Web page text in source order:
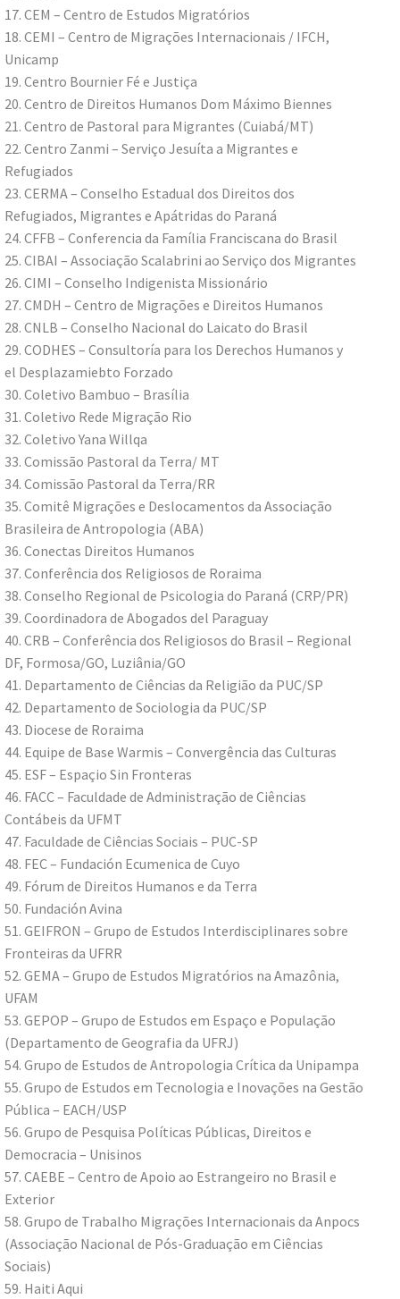
17. CEM – Centro de Estudos Migratórios
18. CEMI – Centro de Migrações Internacionais / IFCH,
Unicamp
19. Centro Bournier Fé e Justiça
20. Centro de Direitos Humanos Dom Máximo Biennes
21. Centro de Pastoral para Migrantes (Cuiabá/MT)
22. Centro Zanmi – Serviço Jesuíta a Migrantes e
Refugiados
23. CERMA – Conselho Estadual dos Direitos dos
Refugiados, Migrantes e Apátridas do Paraná
24. CFFB – Conferencia da Família Franciscana do Brasil
25. CIBAI – Associação Scalabrini ao Serviço dos Migrantes
26. CIMI – Conselho Indigenista Missionário
27. CMDH – Centro de Migrações e Direitos Humanos
28. CNLB – Conselho Nacional do Laicato do Brasil
29. CODHES – Consultoría para los Derechos Humanos y
el Desplazamiebto Forzado
30. Coletivo Bambuo – Brasília
31. Coletivo Rede Migração Rio
32. Coletivo Yana Willqa
33. Comissão Pastoral da Terra/ MT
34. Comissão Pastoral da Terra/RR
35. Comitê Migrações e Deslocamentos da Associação
Brasileira de Antropologia (ABA)
36. Conectas Direitos Humanos
37. Conferência dos Religiosos de Roraima
38. Conselho Regional de Psicologia do Paraná (CRP/PR)
39. Coordinadora de Abogados del Paraguay
40. CRB – Conferência dos Religiosos do Brasil – Regional
DF, Formosa/GO, Luziânia/GO
41. Departamento de Ciências da Religião da PUC/SP
42. Departamento de Sociologia da PUC/SP
43. Diocese de Roraima
44. Equipe de Base Warmis – Convergência das Culturas
45. ESF – Espaçio Sin Fronteras
46. FACC – Faculdade de Administração de Ciências
Contábeis da UFMT
47. Faculdade de Ciências Sociais – PUC-SP
48. FEC – Fundación Ecumenica de Cuyo
49. Fórum de Direitos Humanos e da Terra
50. Fundación Avina
51. GEIFRON – Grupo de Estudos Interdisciplinares sobre
Fronteiras da UFRR
52. GEMA – Grupo de Estudos Migratórios na Amazônia,
UFAM
53. GEPOP – Grupo de Estudos em Espaço e População
(Departamento de Geografia da UFRJ)
54. Grupo de Estudos de Antropologia Crítica da Unipampa
55. Grupo de Estudos em Tecnologia e Inovações na Gestão
Pública – EACH/USP
56. Grupo de Pesquisa Políticas Públicas, Direitos e
Democracia – Unisinos
57. CAEBE – Centro de Apoio ao Estrangeiro no Brasil e
Exterior
58. Grupo de Trabalho Migrações Internacionais da Anpocs
(Associação Nacional de Pós-Graduação em Ciências
Sociais)
59. Haiti Aqui